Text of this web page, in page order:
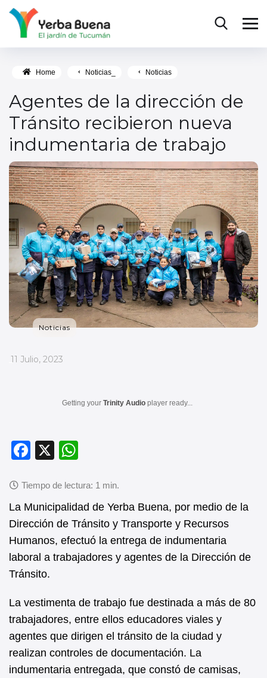
Home Noticias_ Noticias
Agentes de la dirección de
Tránsito recibieron nueva
indumentaria de trabajo
Noticias
_
11 Julio, 2023
Getting your Trinity Audio player ready...
F
c
e
b
o
o
k
X
at
s
A
p
p
La Municipalidad de Yerba Buena, por medio de la
Dirección de Tránsito y Transporte y Recursos
Humanos, efectuó la entrega de indumentaria
laboral a trabajadores y agentes de la Dirección de
Tránsito.
La vestimenta de trabajo fue destinada a más de 80
trabajadores, entre ellos educadores viales y
agentes que dirigen el tránsito de la ciudad y
realizan controles de documentación. La
indumentaria entregada, que constó de camisas,